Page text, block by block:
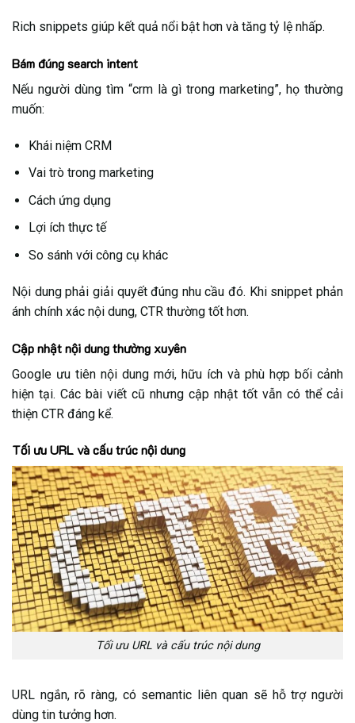
Rich snippets giúp kết quả nổi bật hơn và tăng tỷ lệ nhấp.
Bám đúng search intent
Nếu người dùng tìm “crm là gì trong marketing”, họ thường
muốn:
Khái niệm CRM
Vai trò trong marketing
Cách ứng dụng
Lợi ích thực tế
So sánh với công cụ khác
Nội dung phải giải quyết đúng nhu cầu đó. Khi snippet phản
ánh chính xác nội dung, CTR thường tốt hơn.
Cập nhật nội dung thường xuyên
Google ưu tiên nội dung mới, hữu ích và phù hợp bối cảnh
hiện tại. Các bài viết cũ nhưng cập nhật tốt vẫn có thể cải
thiện CTR đáng kể.
Tối ưu URL và cấu trúc nội dung
Tối ưu URL và cấu trúc nội dung
URL ngắn, rõ ràng, có semantic liên quan sẽ hỗ trợ người
dùng tin tưởng hơn.